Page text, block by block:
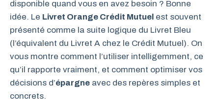
disponible quand vous en avez besoin ? Bonne
idée. Le Livret Orange Crédit Mutuel est souvent
présenté comme la suite logique du Livret Bleu
(l’équivalent du Livret A chez le Crédit Mutuel). On
vous montre comment l’utiliser intelligemment, ce
qu’il rapporte vraiment, et comment optimiser vos
décisions d’épargne avec des repères simples et
concrets.